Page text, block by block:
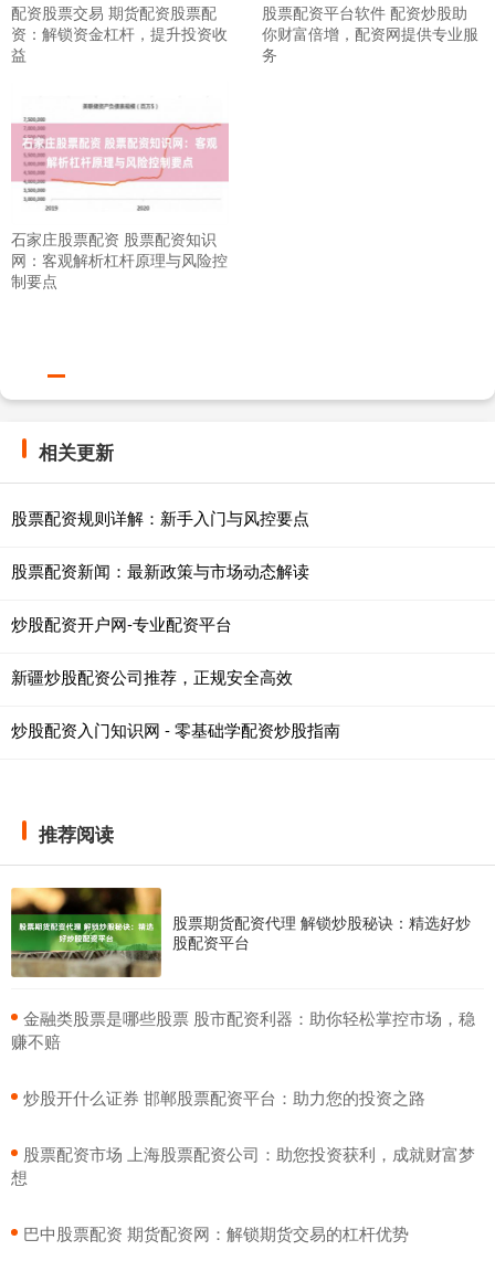
配资股票交易 期货配资股票配
资：解锁资金杠杆，提升投资收
益
股票配资平台软件 配资炒股助
你财富倍增，配资网提供专业服
务
石家庄股票配资 股票配资知识
网：客观解析杠杆原理与风险控
制要点
相关更新
股票配资规则详解：新手入门与风控要点
股票配资新闻：最新政策与市场动态解读
炒股配资开户网-专业配资平台
新疆炒股配资公司推荐，正规安全高效
炒股配资入门知识网 - 零基础学配资炒股指南
推荐阅读
股票期货配资代理 解锁炒股秘诀：精选好炒
股配资平台
​金融类股票是哪些股票 股市配资利器：助你轻松掌控市场，稳
赚不赔
​炒股开什么证券 邯郸股票配资平台：助力您的投资之路
​股票配资市场 上海股票配资公司：助您投资获利，成就财富梦
想
​巴中股票配资 期货配资网：解锁期货交易的杠杆优势